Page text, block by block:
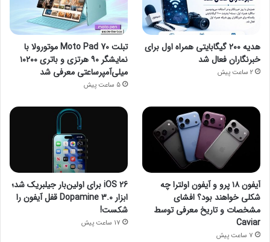
هدیه ۲۰۰ گیگابایتی همراه اول برای
خبرنگاران فعال شد
2 ساعت پیش
تبلت Moto Pad 70 موتورولا با
نمایشگر ۹۰ هرتزی و باتری ۱۰۲۰۰
میلی‌آمپرساعتی معرفی شد
5 ساعت پیش
آیفون ۱۸ پرو و آیفون اولترا چه
شکلی خواهند بود؟ افشای
مشخصات و تاریخ معرفی توسط
Caviar
7 ساعت پیش
iOS 26 برای اولین‌بار جیلبریک شد؛
ابزار Dopamine 3.0 قفل آیفون را
شکست!
17 ساعت پیش